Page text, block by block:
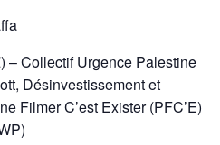
– Collectif Urgence Palestine
Désinvestissement et
Filmer C’est Exister (PFC’E)